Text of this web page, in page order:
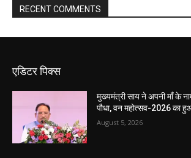
RECENT COMMENTS
एडिटर पिक्स
मुख्यमंत्री साय ने अपनी माँ के
पौधा, वन महोत्सव-2026 का
August 5, 2026